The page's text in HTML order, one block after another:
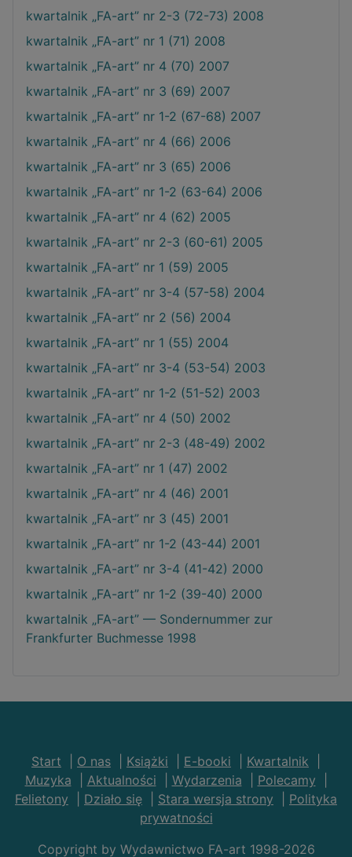
kwartalnik „FA-art” nr 2-3 (72-73) 2008
kwartalnik „FA-art” nr 1 (71) 2008
kwartalnik „FA-art” nr 4 (70) 2007
kwartalnik „FA-art” nr 3 (69) 2007
kwartalnik „FA-art” nr 1-2 (67-68) 2007
kwartalnik „FA-art” nr 4 (66) 2006
kwartalnik „FA-art” nr 3 (65) 2006
kwartalnik „FA-art” nr 1-2 (63-64) 2006
kwartalnik „FA-art” nr 4 (62) 2005
kwartalnik „FA-art” nr 2-3 (60-61) 2005
kwartalnik „FA-art” nr 1 (59) 2005
kwartalnik „FA-art” nr 3-4 (57-58) 2004
kwartalnik „FA-art” nr 2 (56) 2004
kwartalnik „FA-art” nr 1 (55) 2004
kwartalnik „FA-art” nr 3-4 (53-54) 2003
kwartalnik „FA-art” nr 1-2 (51-52) 2003
kwartalnik „FA-art” nr 4 (50) 2002
kwartalnik „FA-art” nr 2-3 (48-49) 2002
kwartalnik „FA-art” nr 1 (47) 2002
kwartalnik „FA-art” nr 4 (46) 2001
kwartalnik „FA-art” nr 3 (45) 2001
kwartalnik „FA-art” nr 1-2 (43-44) 2001
kwartalnik „FA-art” nr 3-4 (41-42) 2000
kwartalnik „FA-art” nr 1-2 (39-40) 2000
kwartalnik „FA-art” — Sondernummer zur
Frankfurter Buchmesse 1998
Start O nas Książki E-booki Kwartalnik
Muzyka
Aktualności Wydarzenia Polecamy
Felietony
Działo się Stara wersja strony
Polityka
prywatności
Copyright by Wydawnictwo FA-art 1998-2026